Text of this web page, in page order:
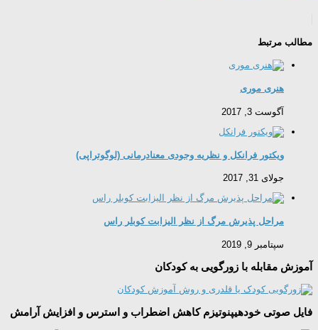
مطالب مرتبط
هنری موری
آگوست 3, 2017
ویکتور فرانکل و نظریه وجودی معنادرمانی (لوگوتراپی)
جولای 31, 2017
مراحل پذیرش مرگ از نظر الیزابت کوبلر راس
سپتامبر 9, 2019
آموزش مقابله با زورگویی به کودکان
فایل صوتی خودهیپنوتیزم کاهش اضطراب و استرس و افزایش آرامش